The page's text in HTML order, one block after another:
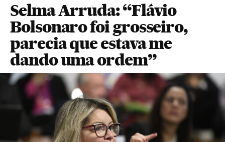
Selma Arruda: “Flávio
Bolsonaro foi grosseiro,
parecia que estava me
dando uma ordem”